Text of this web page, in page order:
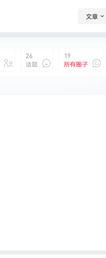
文章
26
话题
19
所有圈子